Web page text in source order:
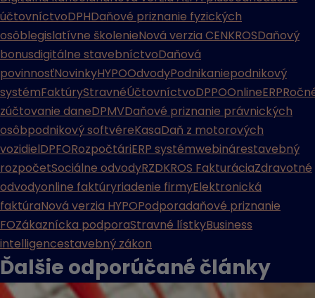
účtovníctvoDPHDaňové priznanie fyzických
osôblegislatívne školenieNová verzia CENKROSDaňový
bonusdigitálne stavebníctvoDaňová
povinnosťNovinkyHYPOOdvodyPodnikaniepodnikový
systémFaktúryStravnéÚčtovníctvoDPPOOnlineERP
zúčtovanie daneDPMVDaňové priznanie právnických
osôbpodnikový softvéreKasaDaň z motorových
vozidielDPFORozpočtáriERP systémwebinárestavebný
rozpočetSociálne odvodyRZDKROS FakturáciaZdravotné
odvodyonline faktúryriadenie firmyElektronická
faktúraNová verzia HYPOPodporadaňové priznanie
FOZákaznícka podporaStravné lístkyBusiness
intelligencestavebný zákon
Ďalšie odporúčané články